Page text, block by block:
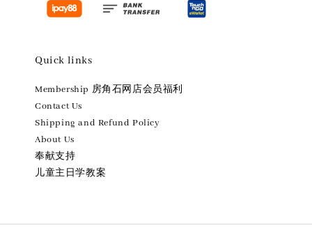
Quick links
Membership 房角石网店会员福利
Contact Us
Shipping and Refund Policy
About Us
奉献支持
儿童主日学教案